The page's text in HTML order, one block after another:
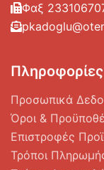
Φαξ
Πληροφορίες
Προσωπικά
Όροι &
Επιστροφές
Τρόποι